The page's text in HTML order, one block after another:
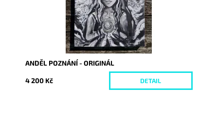
ANDĚL POZNÁNÍ - ORIGINÁL
4 200 Kč DETAIL